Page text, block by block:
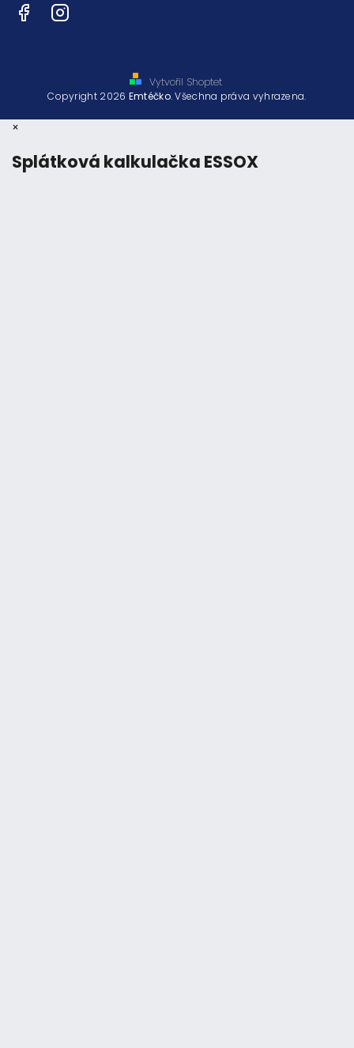
FacebookInstagram
Vytvořil Shoptet
Copyright 2026 Emtéčko. Všechna práva vyhrazena.
×
Splátková kalkulačka ESSOX